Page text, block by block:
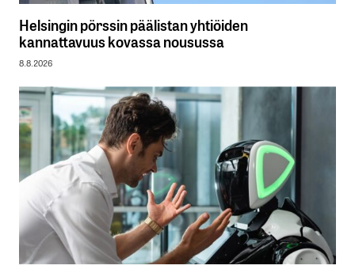
Helsingin pörssin päälistan yhtiöiden
kannattavuus kovassa nousussa
8.8.2026